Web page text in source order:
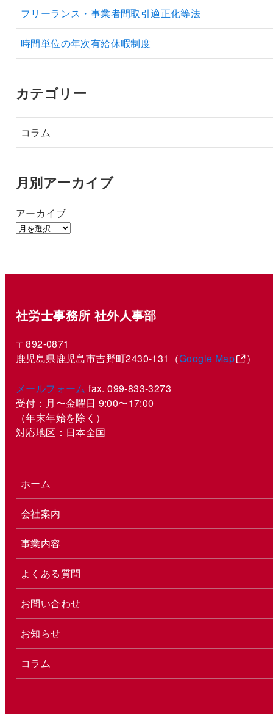
フリーランス・事業者間取引適正化等法
時間単位の年次有給休暇制度
カテゴリー
コラム
月別アーカイブ
アーカイブ
社労士事務所 社外人事部
〒892-0871
鹿児島県鹿児島市吉野町2430-131（Google Map ）
メールフォーム fax. 099-833-3273
受付：月〜金曜日 9:00〜17:00
（年末年始を除く）
対応地区：日本全国
ホーム
会社案内
事業内容
よくある質問
お問い合わせ
お知らせ
コラム